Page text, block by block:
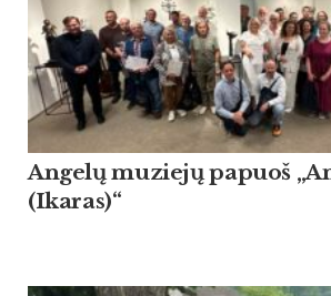
Angelų muziejų papuoš
(Ikaras)“